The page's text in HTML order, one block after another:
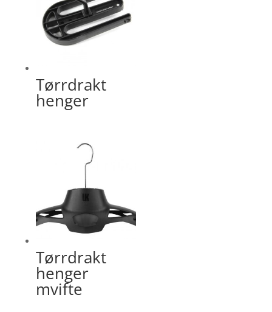
Tørrdrakt
henger
Tørrdrakt
henger
mvifte